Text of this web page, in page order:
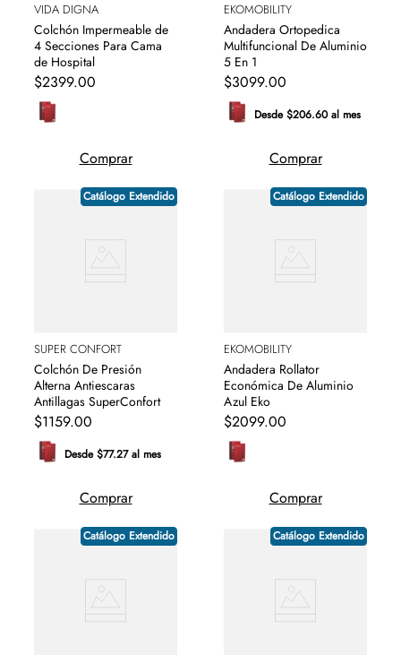
VIDA DIGNA
Colchón Impermeable de
4 Secciones Para Cama
de Hospital
$2399.00
Comprar
EKOMOBILITY
Andadera Ortopedica
Multifuncional De Aluminio
5 En 1
$3099.00
Desde $206.60 al mes
Comprar
Catálogo Extendido
SUPER CONFORT
Colchón De Presión
Alterna Antiescaras
Antillagas SuperConfort
$1159.00
Desde $77.27 al mes
Comprar
Catálogo Extendido
EKOMOBILITY
Andadera Rollator
Económica De Aluminio
Azul Eko
$2099.00
Comprar
Catálogo Extendido Catálogo Extendido